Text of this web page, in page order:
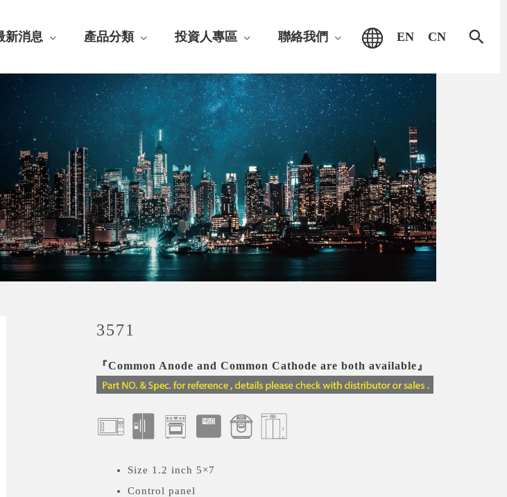
新消息 產品分類 投資人專區 聯絡我們 EN CN
搜
3571
『Common Anode and Common Cathode are both available』
Size 1.2 inch 5×7
Control panel